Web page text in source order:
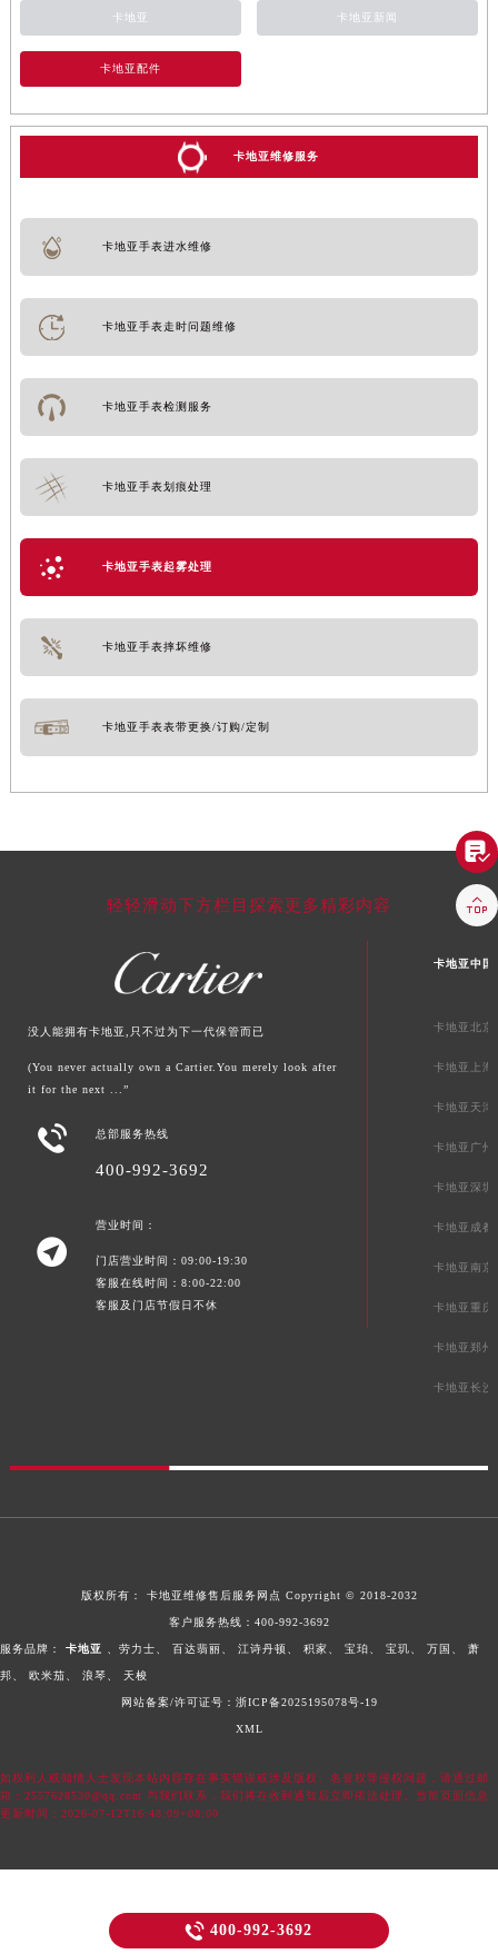
卡地亚 卡地亚新闻
卡地亚配件
卡地亚维修服务
卡地亚手表进水维修
卡地亚手表走时问题维修
卡地亚手表检测服务
卡地亚手表划痕处理
卡地亚手表起雾处理
卡地亚手表摔坏维修
卡地亚手表表带更换/订购/定制
轻轻滑动下方栏目探索更多精彩内容
没人能拥有卡地亚,只不过为下一代保管而已
(You never actually own a Cartier.You merely look after
it for the next ...”
 总部服务热线
400-992-3692

营业时间：
门店营业时间：09:00-19:30
客服在线时间：8:00-22:00
客服及门店节假日不休
卡地亚中国
卡地亚北京
卡地亚上海
卡地亚天津
卡地亚广州
卡地亚深圳
卡地亚成都
卡地亚南京
卡地亚重庆
卡地亚郑州
卡地亚长沙
版权所有： 卡地亚维修售后服务网点 Copyright © 2018-2032
客户服务热线： 400-992-3692
服务品牌： 卡地亚 、劳力士、 百达翡丽、 江诗丹顿、 积家、 宝珀、 宝玑、 万国、 萧
邦、 欧米茄、 浪琴、 天梭
网站备案/许可证号：浙ICP备2025195078号-19
XML
如权利人或知情人士发现本站内容存在事实错误或涉及版权、名誉权等侵权问题，请通过邮
箱：2557628530@qq.com 与我们联系，我们将在收到通知后立即依法处理。当前页面信息
更新时间：2026-07-12T16:48:09+08:00
 400-992-3692

